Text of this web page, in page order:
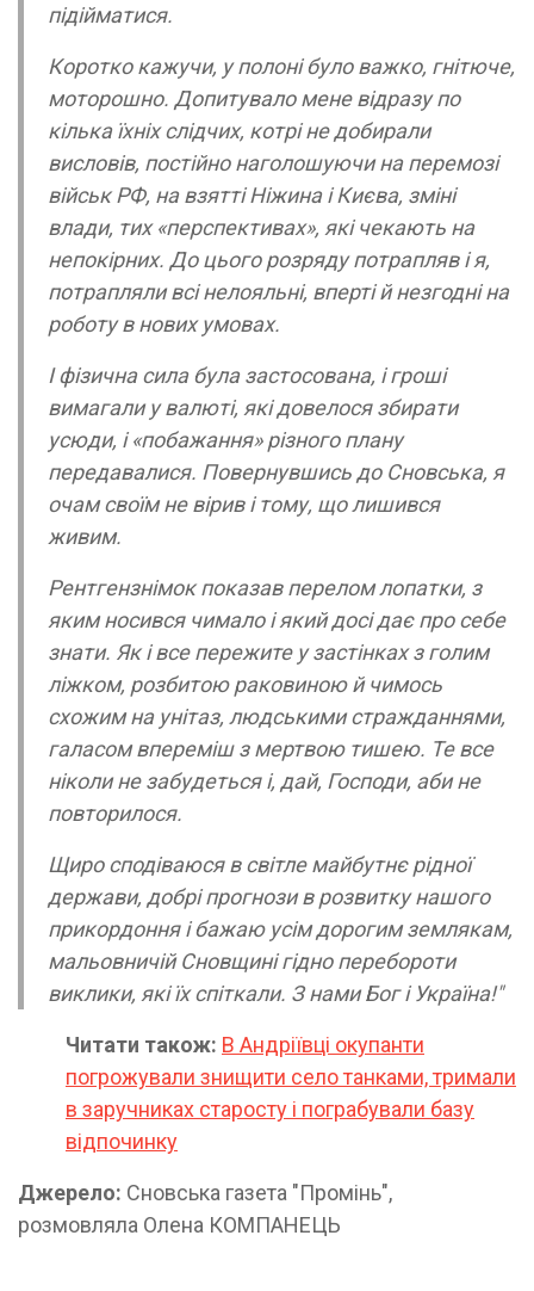
підійматися.
Коротко кажучи, у полоні було важко, гнітюче,
моторошно. Допитувало мене відразу по
кілька їхніх слідчих, котрі не добирали
висловів, постійно наголошуючи на перемозі
військ РФ, на взятті Ніжина і Києва, зміні
влади, тих «перспективах», які чекають на
непокірних. До цього розряду потрапляв і я,
потрапляли всі нелояльні, вперті й незгодні на
роботу в нових умовах.
І фізична сила була застосована, і гроші
вимагали у валюті, які довелося збирати
усюди, і «побажання» різного плану
передавалися. Повернувшись до Сновська, я
очам своїм не вірив і тому, що лишився
живим.
Рентгензнімок показав перелом лопатки, з
яким носився чимало і який досі дає про себе
знати. Як і все пережите у застінках з голим
ліжком, розбитою раковиною й чимось
схожим на унітаз, людськими стражданнями,
галасом впереміш з мертвою тишею. Те все
ніколи не забудеться і, дай, Господи, аби не
повторилося.
Щиро сподіваюся в світле майбутнє рідної
держави, добрі прогнози в розвитку нашого
прикордоння і бажаю усім дорогим землякам,
мальовничій Сновщині гідно перебороти
виклики, які їх спіткали. З нами Бог і Україна!"
Читати також: В Андріївці окупанти
погрожували знищити село танками, тримали
в заручниках старосту і пограбували базу
відпочинку
Джерело: Сновська газета "Промінь",
розмовляла Олена КОМПАНЕЦЬ